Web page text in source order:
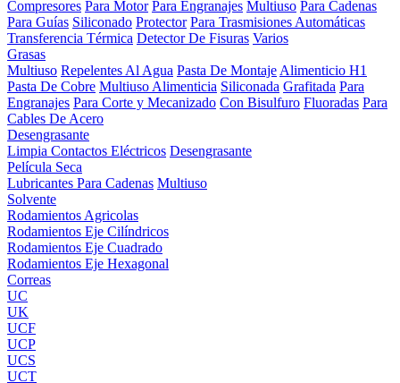
Compresores Para Motor Para Engranajes Multiuso Para Cadenas
Para Guías Siliconado Protector Para Trasmisiones Automáticas
Transferencia Térmica Detector De Fisuras Varios
Grasas
Multiuso Repelentes Al Agua Pasta De Montaje Alimenticio H1
Pasta De Cobre Multiuso Alimenticia Siliconada Grafitada Para
Engranajes Para Corte y Mecanizado Con Bisulfuro Fluoradas Para
Cables De Acero
Desengrasante
Limpia Contactos Eléctricos Desengrasante
Película Seca
Lubricantes Para Cadenas Multiuso
Solvente
Rodamientos Agricolas
Rodamientos Eje Cilíndricos
Rodamientos Eje Cuadrado
Rodamientos Eje Hexagonal
Correas
UC
UK
UCF
UCP
UCS
UCT